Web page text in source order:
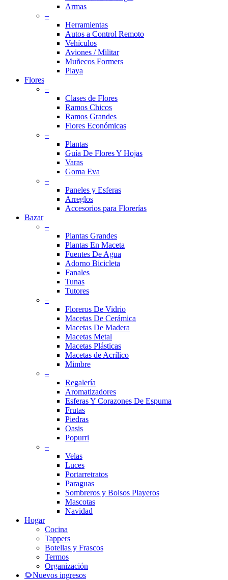
Armas
–
Herramientas
Autos a Control Remoto
Vehículos
Aviones / Militar
Muñecos Formers
Playa
Flores
–
Clases de Flores
Ramos Chicos
Ramos Grandes
Flores Económicas
–
Plantas
Guía De Flores Y Hojas
Varas
Goma Eva
–
Paneles y Esferas
Arreglos
Accesorios para Florerías
Bazar
–
Plantas Grandes
Plantas En Maceta
Fuentes De Agua
Adorno Bicicleta
Fanales
Tunas
Tutores
–
Floreros De Vidrio
Macetas De Cerámica
Macetas De Madera
Macetas Metal
Macetas Plásticas
Macetas de Acrílico
Mimbre
–
Regalería
Aromatizadores
Esferas Y Corazones De Espuma
Frutas
Piedras
Oasis
Popurri
–
Velas
Luces
Portarretratos
Paraguas
Sombreros y Bolsos Playeros
Mascotas
Navidad
Hogar
Cocina
Tappers
Botellas y Frascos
Termos
Organización
🌻Nuevos ingresos